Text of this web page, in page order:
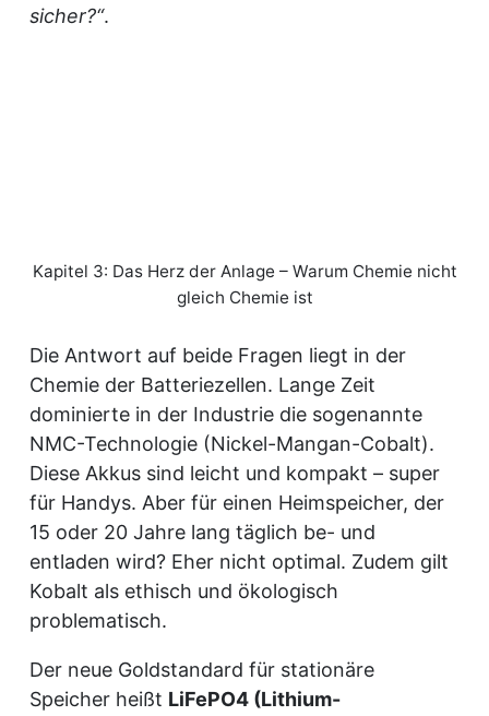
sicher?“.
Kapitel 3: Das Herz der Anlage – Warum Chemie nicht
gleich Chemie ist
Die Antwort auf beide Fragen liegt in der
Chemie der Batteriezellen. Lange Zeit
dominierte in der Industrie die sogenannte
NMC-Technologie (Nickel-Mangan-Cobalt).
Diese Akkus sind leicht und kompakt – super
für Handys. Aber für einen Heimspeicher, der
15 oder 20 Jahre lang täglich be- und
entladen wird? Eher nicht optimal. Zudem gilt
Kobalt als ethisch und ökologisch
problematisch.
Der neue Goldstandard für stationäre
Speicher heißt LiFePO4 (Lithium-